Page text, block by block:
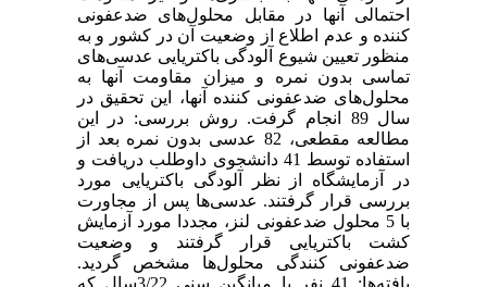
احتمالی آنها در مقابل محلول‌های ضدعفونی
کننده و عدم اطلاع از وضعیت آن در کشور و به
منظور تعیین شیوع آلودگی باکتریایی عدسی‌های
تماسی بدون نمره و میزان مقاومت آنها به
محلول‌های ضدعفونی کننده آنها، این تحقیق در
سال 89 انجام گرفت. روش بررسی: در این
مطالعه مقطعی، 82 عدسی بدون نمره بعد از
استفاده توسط 41 دانشجوی داوطلب دریافت و
در آزمایشگاه از نظر آلودگی باکتریایی مورد
بررسی قرار گرفتند. عدسی‌ها پس از مجاورت
با 5 محلول ضدعفونی لنز، مجددا مورد آزمایش
کشت باکتریایی قرار گرفتند و وضعیت
ضدعفونی کنندگی محلول‌ها مشخص گردید.
یافته‌ها: 41 نفر با میانگین سنی 3/22سال که